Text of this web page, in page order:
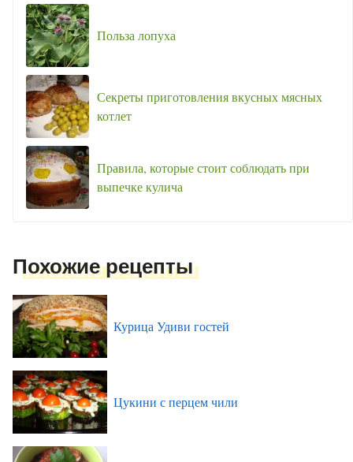
Польза лопуха
Секреты приготовления вкусных мясных
котлет
Правила, которые стоит соблюдать при
выпечке кулича
Похожие рецепты
Курица Удиви гостей
Цукини с перцем чили